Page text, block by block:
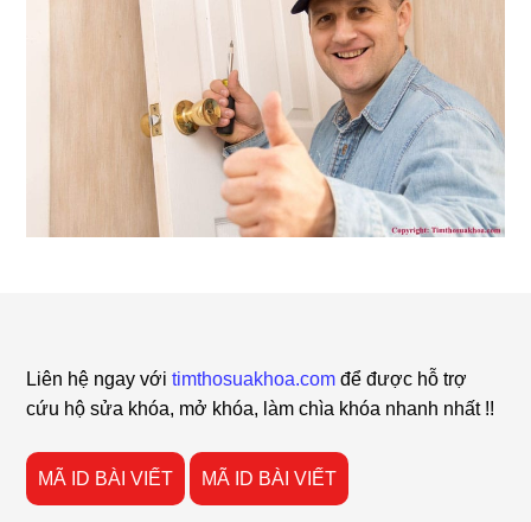
Liên hệ ngay vớitimthosuakhoa.com để được hỗ trợ
cứu hộ sửa khóa, mở khóa, làm chìa khóa nhanh nhất !!
MÃ ID BÀI VIẾT MÃ ID BÀI VIẾT